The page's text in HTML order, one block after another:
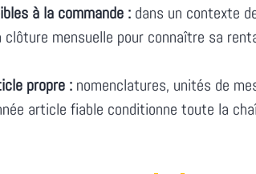
à la commande : dans un contexte
clôture mensuelle pour connaître sa
propre : nomenclatures, unités de
article fiable conditionne toute la